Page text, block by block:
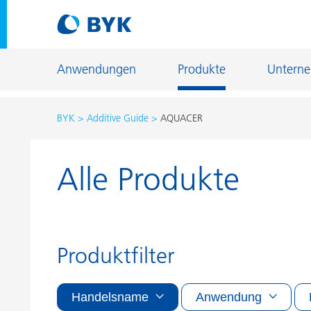
Anwendungen Produkte
Produktempfehlungen nach Anwendungen
Produktempfehlungen nach Anwendungen
Bauchemie
Coil Coatings
BYK Additive Guide AQUACER
Alle Produkte
Produktfilter
Anwendung
Handelsname